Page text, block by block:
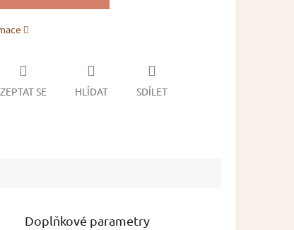
ZEPTAT SE HLÍDAT SDÍLET
Doplňkové parametry